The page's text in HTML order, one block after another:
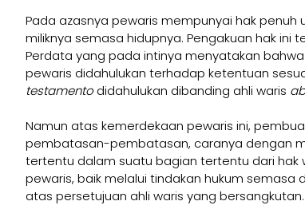
Pada azasnya pewaris mempunyai hak
miliknya semasa hidupnya. Pengakuan hak ini
Perdata yang pada intinya menyatakan
pewaris didahulukan terhadap ketentuan
testamento didahulukan dibanding ahli waris
Namun atas kemerdekaan pewaris ini,
pembatasan-pembatasan, caranya dengan
tertentu dalam suatu bagian tertentu dari hak
pewaris, baik melalui tindakan hukum semasa
atas persetujuan ahli waris yang bersangkutan.